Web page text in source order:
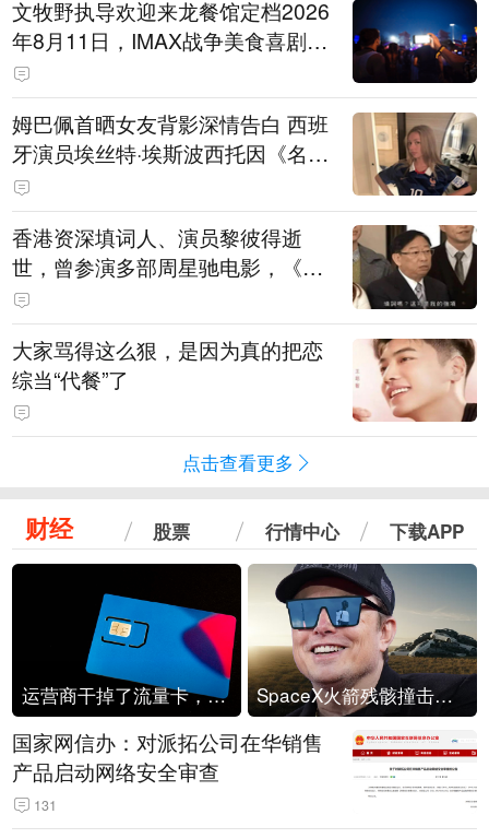
文牧野执导欢迎来龙餐馆定档2026
年8月11日，IMAX战争美食喜剧温
情上映
姆巴佩首晒女友背影深情告白 西班
牙演员埃丝特·埃斯波西托因《名校
风暴》走红
香港资深填词人、演员黎彼得逝
世，曾参演多部周星驰电影，《财
神到》由他填词
大家骂得这么狠，是因为真的把恋
综当“代餐”了
点击查看更多
财经 股票 行情中心 下载APP
运营商干掉了流量卡，他们真的玩不起了 SpaceX火箭残骸撞击月球
国家网信办：对派拓公司在华销售
产品启动网络安全审查
131